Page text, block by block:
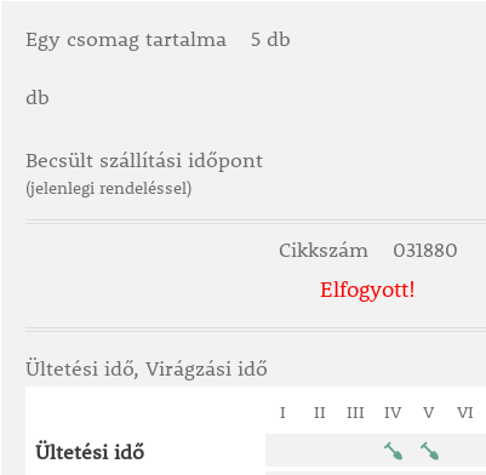
Egy csomag tartalma 5 db
db
Becsült szállítási időpont
(jelenlegi rendeléssel)
Cikkszám 031880
Elfogyott!
Ültetési idő, Virágzási idő
I II III IV V VI
Ültetési idő